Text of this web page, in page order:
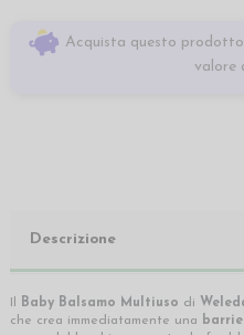
Acquista questo
valore
Descrizione
Il Baby Balsamo Multiuso di
che crea immediatamente una